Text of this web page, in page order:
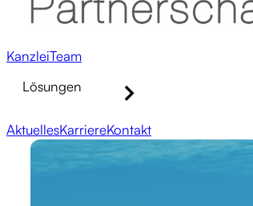
KanzleiTeam
Lösungen
AktuellesKarriereKontakt